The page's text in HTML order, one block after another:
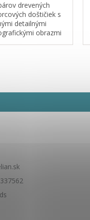
drevených
doštičiek s
detailnými
obrazmi